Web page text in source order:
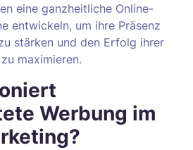
eine ganzheitliche Online-
entwickeln, um ihre Präsenz
stärken und den Erfolg ihrer
maximieren.
Werbung im